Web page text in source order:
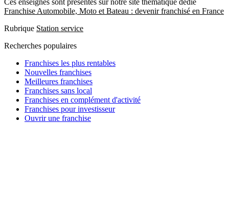
Ces enseignes sont présentes sur notre site thématique dédié
Franchise Automobile, Moto et Bateau : devenir franchisé en France
Rubrique Station service
Recherches populaires
Franchises les plus rentables
Nouvelles franchises
Meilleures franchises
Franchises sans local
Franchises en complément d'activité
Franchises pour investisseur
Ouvrir une franchise